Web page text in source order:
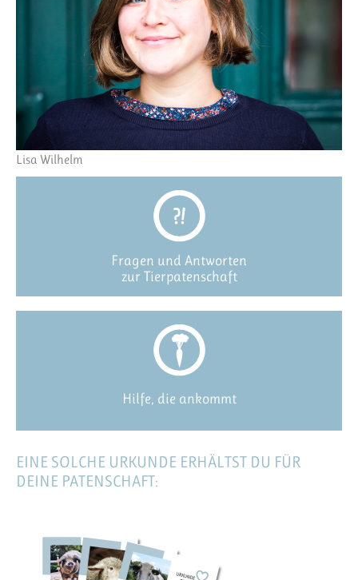
Lisa Wilhelm
Fragen und Antworten
zur Tierpatenschaft
Hilfe, die ankommt
EINE SOLCHE URKUNDE ERHÄLTST DU FÜR
DEINE PATENSCHAFT: